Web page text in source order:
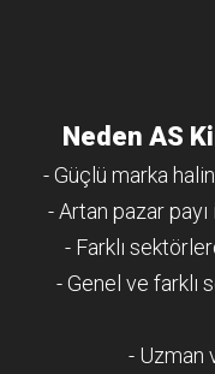
Neden AS
- Güçlü marka
- Artan pazar
- Farklı
- Genel ve farklı
- Uzman